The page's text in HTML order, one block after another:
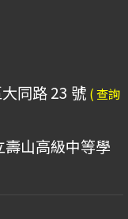
同路 23 號 ( 查詢
壽山高級中等學